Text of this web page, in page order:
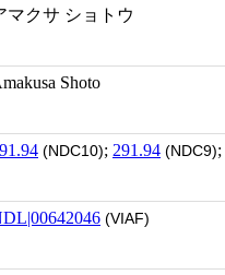
マクサ ショトウ
Shoto
(NDC10); 291.94 (NDC9);
(VIAF)